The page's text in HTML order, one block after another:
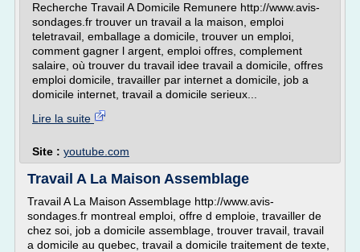
Recherche Travail A Domicile Remunere http://www.avis-
sondages.fr trouver un travail a la maison, emploi
teletravail, emballage a domicile, trouver un emploi,
comment gagner l argent, emploi offres, complement
salaire, où trouver du travail idee travail a domicile, offres
emploi domicile, travailler par internet a domicile, job a
domicile internet, travail a domicile serieux...
Lire la suite
Site : youtube.com
Travail A La Maison Assemblage
Travail A La Maison Assemblage http://www.avis-
sondages.fr montreal emploi, offre d emploie, travailler de
chez soi, job a domicile assemblage, trouver travail, travail
a domicile au quebec, travail a domicile traitement de texte,